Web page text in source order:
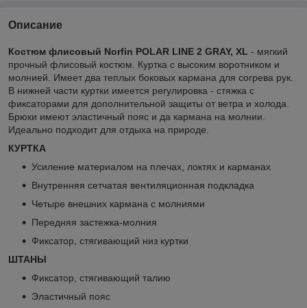
Описание
Костюм флисовый Norfin POLAR LINE 2 GRAY, XL - мягкий
прочный флисовый костюм. Куртка с высоким воротником и
молнией. Имеет два теплых боковых кармана для согрева рук.
В нижней части куртки имеется регулировка - стяжка с
фиксаторами для дополнительной защиты от ветра и холода.
Брюки имеют эластичный пояс и да кармана на молнии.
Идеально подходит для отдыха на природе.
КУРТКА
Усиление материалом на плечах, локтях и карманах
Внутренняя сетчатая вентиляционная подкладка
Четыре внешних кармана с молниями
Передняя застежка-молния
Фиксатор, стягивающий низ куртки
ШТАНЫ
Фиксатор, стягивающий талию
Эластичный пояс